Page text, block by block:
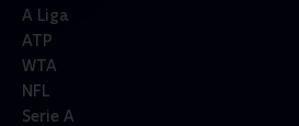
A Liga
ATP
WTA
NFL
Serie A